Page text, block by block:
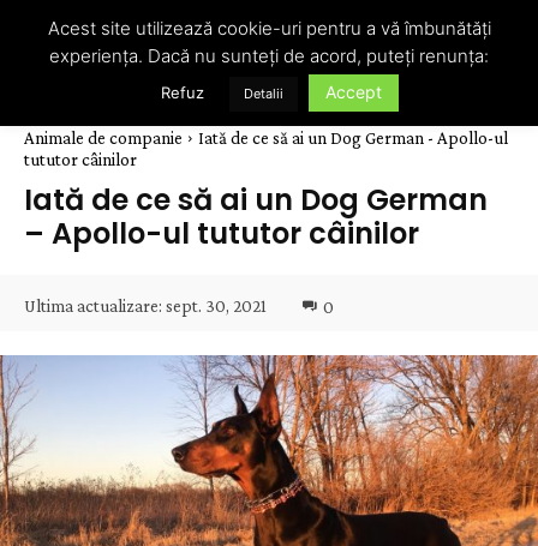
Animale de companie
Iată de ce să ai un Dog German - Apollo-ul
tututor câinilor
Iată de ce să ai un Dog German
– Apollo-ul tututor câinilor
Ultima actualizare: sept. 30, 2021 0
Acest site utilizează cookie-uri pentru a vă îmbunătăți
experiența. Dacă nu sunteți de acord, puteți renunța:
Refuz Detalii Accept